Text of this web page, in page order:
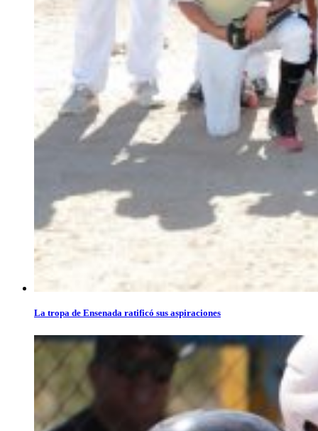
La tropa de Ensenada ratificó sus aspiraciones